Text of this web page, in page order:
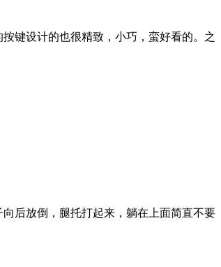
键设计的也很精致，小巧，蛮好看的。之
后放倒，腿托打起来，躺在上面简直不要